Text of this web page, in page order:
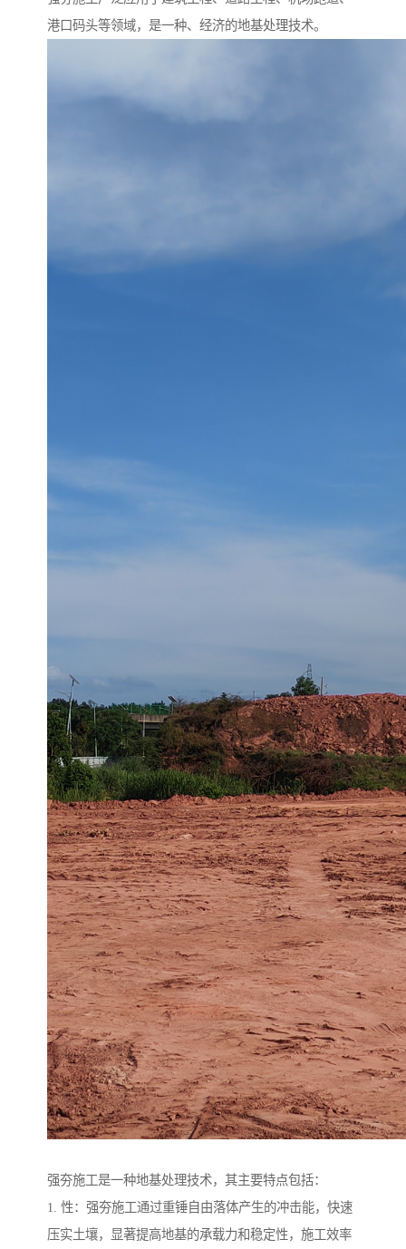
港口码头等领域，是一种、经济的地基处理技术。
强夯施工是一种地基处理技术，其主要特点包括：
1. 性：强夯施工通过重锤自由落体产生的冲击能，快速
压实土壤，显著提高地基的承载力和稳定性，施工效率